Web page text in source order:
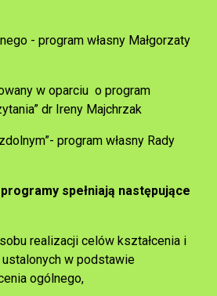
- program własny Małgorzaty
w oparciu o program
dr Ireny Majchrzak
program własny Rady
spełniają następujące
realizacji celów kształcenia i
w podstawie
ogólnego,